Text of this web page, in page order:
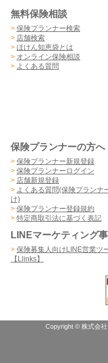
無料保険相談
> 保険プランナー検索
> 店舗検索
> ほけん知恵袋とは
> オンライン保険相談
> よくある質問
保険プランナーの方へ
> 保険プランナー新規登録
> 保険プランナーログイン
> 店舗新規登録
> よくある質問(保険プランナ
け)
> 保険プランナー登録規約
> 特定商取引法に基づく表記
LINEマーケティング
> 保険募集人向けLINE営業ツ
【Llinks】
Copyright © 株式会